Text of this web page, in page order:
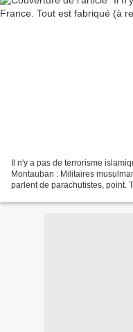
Il n'y a pas de terrorisme
Montauban : Militaires
parlent de parachutistes, point.